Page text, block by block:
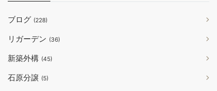
ブログ (228)
リガーデン (36)
新築外構 (45)
石原分譲 (5)